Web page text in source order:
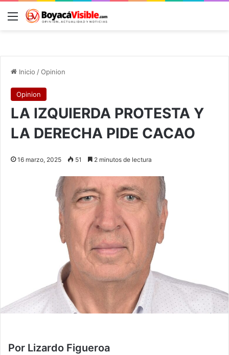
Menú
Inicio /Opinion
Opinion
LA IZQUIERDA PROTESTA Y
LA DERECHA PIDE CACAO
16 marzo, 2025 51 2 minutos de lectura
Por Lizardo Figueroa